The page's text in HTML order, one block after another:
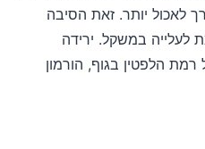
לאכול יותר. זאת הסיבה
לעלייה במשקל. ירידה
הלפטין בגוף, הורמון